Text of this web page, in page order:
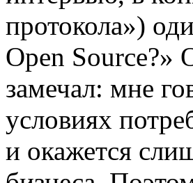
протокола»)
Open Source?»
замечал: мне
условиях
и окажется